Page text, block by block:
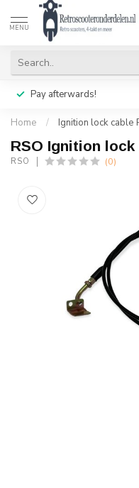
MENU
Pay afterwards!
Home / Ignition lock cable
RSO Ignition lock
RSO (0)